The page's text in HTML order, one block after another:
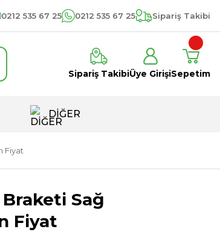
0212 535 67 25 0212 535 67 25 Sipariş Takibi
Sipariş TakibiÜye GirişiSepetim
DİĞER
Fiyat
Sağ
Fiyat